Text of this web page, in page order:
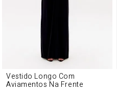
Vestido Longo Com
Aviamentos Na Frente